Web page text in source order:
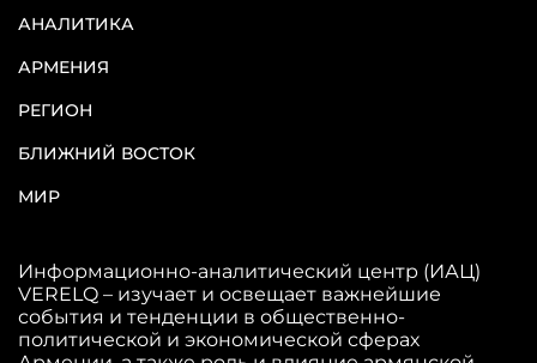
АНАЛИТИКА
АРМЕНИЯ
РЕГИОН
БЛИЖНИЙ ВОСТОК
МИР
Информационно-аналитический центр (ИАЦ)
VERELQ – изучает и освещает важнейшие
события и тенденции в общественно-
политической и экономической сферах